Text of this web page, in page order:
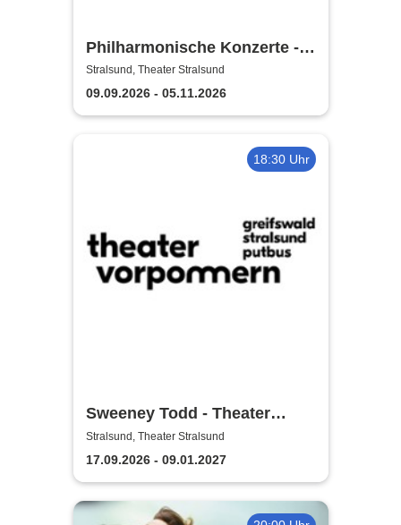
Philharmonische Konzerte -
Theater Vorpommern
Stralsund, Theater Stralsund
09.09.2026 - 05.11.2026
18:30 Uhr
Sweeney Todd - Theater
Vorpommern
Stralsund, Theater Stralsund
17.09.2026 - 09.01.2027